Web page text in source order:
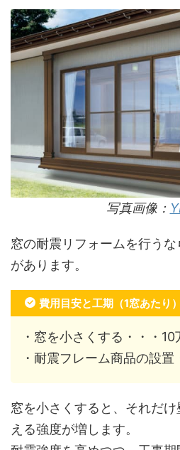
写真画像：
窓の耐震リフォームを行う
があります。
費用目安と工期（1窓あたり）
・窓を小さくする・・・
・耐震フレーム商品の設
窓を小さくすると、それだ
える強度が増します。